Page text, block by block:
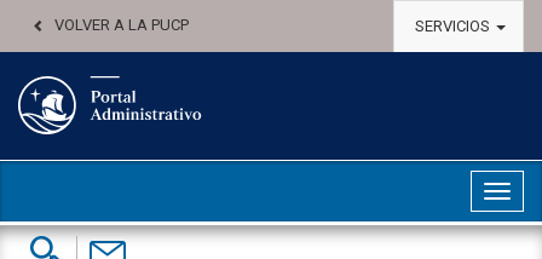
VOLVER A LA PUCP SERVICIOS
Buscar: